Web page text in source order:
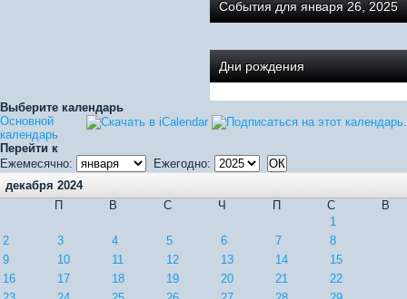
События для января 26, 2025
Дни рождения
Выберите календарь
Основной
календарь
Перейти к
Ежемесячно:
Ежегодно:
декабря 2024
П
В С Ч П С
В
1
2
3 4 5 6 7
8
9
10 11 12 13 14
15
16
17 18 19 20 21
22